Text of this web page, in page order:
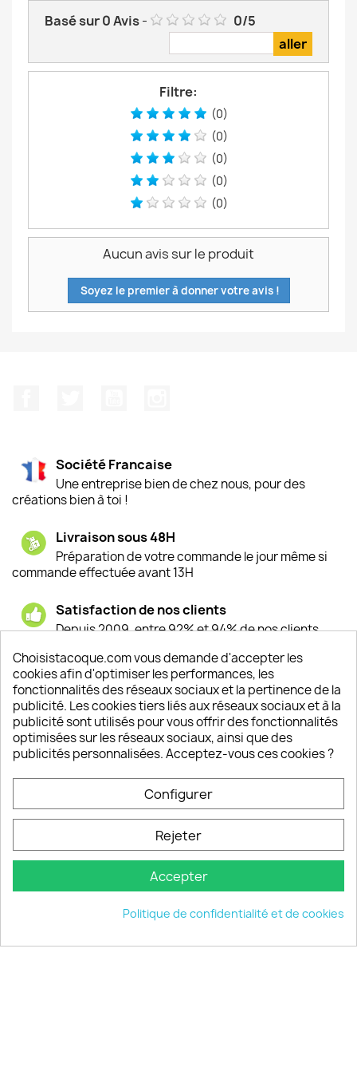
Basé sur0Avis- 0/5
Filtre:
(0)
(0)
(0)
(0)
(0)
Aucun avis sur le produit
Soyez le premier à donner votre avis !
Société Francaise
Une entreprise bien de chez nous, pour des
créations bien à toi !
Livraison sous 48H
Préparation de votre commande le jour même si
commande effectuée avant 13H
Satisfaction de nos clients
Depuis 2009, entre 92% et 94% de nos clients
Un SAV à votre écoute
Notre SAV est disponible 6/7J de 10h à 18H
INFORMATIONS 
VOTRE COMPTE 
INFORMATIONS keyboard_arrow_down
© 2026 - choisistacoque.com
Choisistacoque.com vous demande d'accepter les
cookies afin d'optimiser les performances, les
fonctionnalités des réseaux sociaux et la pertinence de la
publicité. Les cookies tiers liés aux réseaux sociaux et à la
publicité sont utilisés pour vous offrir des fonctionnalités
optimisées sur les réseaux sociaux, ainsi que des
publicités personnalisées. Acceptez-vous ces cookies ?
Configurer
Rejeter
Accepter
Politique de confidentialité et de cookies